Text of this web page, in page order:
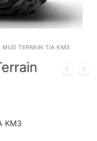
MUD TERRAIN T/A KM3
KM3